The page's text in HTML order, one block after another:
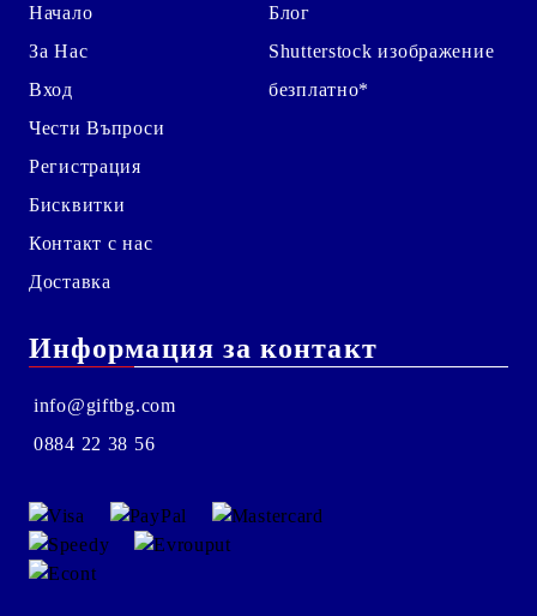
Начало
За Нас
Вход
Чести Въпроси
Регистрация
Бисквитки
Контакт с нас
Доставка
Блог
Shutterstock изображение
безплатно*
Информация за контакт
info@giftbg.com
0884 22 38 56